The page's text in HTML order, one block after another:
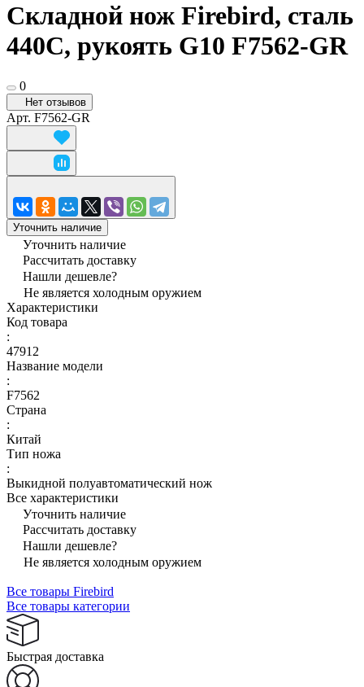
Складной нож Firebird, сталь
440C, рукоять G10 F7562-GR
0
Нет отзывов
Арт. F7562-GR
Уточнить наличие
Уточнить наличие
Рассчитать доставку
Нашли дешевле?
Не является холодным оружием
Характеристики
Код товара
:
47912
Название модели
:
F7562
Страна
:
Китай
Тип ножа
:
Выкидной полуавтоматический нож
Все характеристики
Уточнить наличие
Рассчитать доставку
Нашли дешевле?
Не является холодным оружием
Все товары Firebird
Все товары категории
Быстрая доставка